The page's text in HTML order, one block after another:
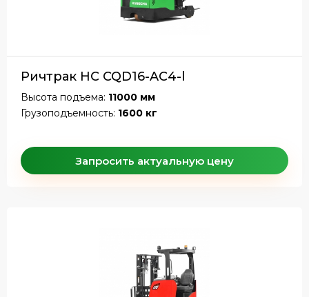
Ричтрак HC CQD16-AC4-l
Высота подъема: 11000 мм
Грузоподъемность: 1600 кг
Запросить актуальную цену